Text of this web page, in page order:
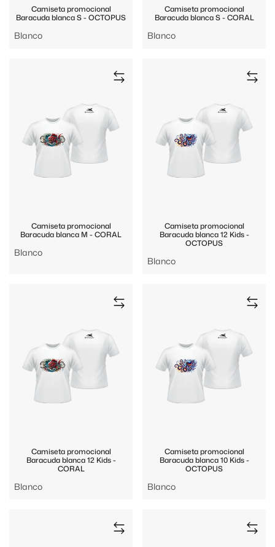
Camiseta promocional
Baracuda blanca S - OCTOPUS
Blanco
Camiseta promocional
Baracuda blanca S - CORAL
Blanco
Camiseta promocional
Baracuda blanca M - CORAL
Blanco
Camiseta promocional
Baracuda blanca 12 Kids -
OCTOPUS
Blanco
Camiseta promocional
Baracuda blanca 12 Kids -
CORAL
Blanco
Camiseta promocional
Baracuda blanca 10 Kids -
OCTOPUS
Blanco